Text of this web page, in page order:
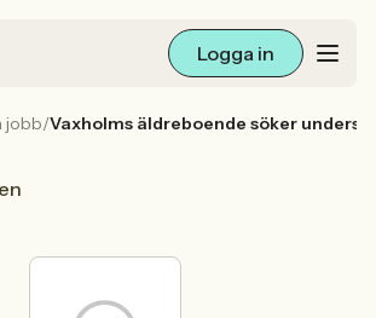
Logga in
jobb/Vaxholms äldreboende söker